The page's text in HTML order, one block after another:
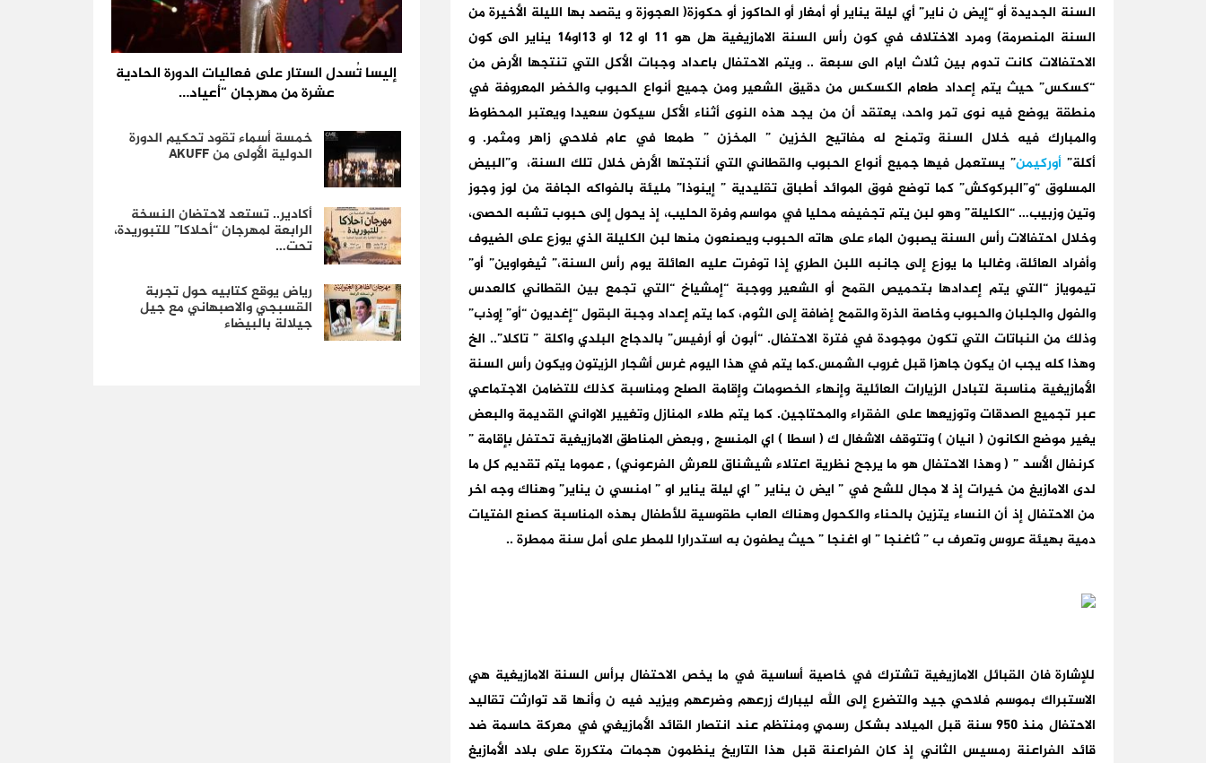
السنة الجديدة أو “إيض ن ناير” أي ليلة يناير أو أمغار أو الحاكوز أو حكوزة( العجوزة و يقصد بها الليلة الأخيرة من
السنة المنصرمة) ومرد الاختلاف في كون رأس السنة الامازيغية هل هو 11 او 12 او 13او14 يناير الى كون
الاحتفالات كانت تدوم بين ثلاث ايام الى سبعة .. ويتم الاحتفال باعداد وجبات الأكل التي تنتجها الأرض من
“كسكس” حيث يتم إعداد طعام الكسكس من دقيق الشعير ومن جميع أنواع الحبوب والخضر المعروفة في
منطقة يوضع فيه نوى تمر واحد، يعتقد أن من يجد هذه النوى أثناء الأكل سيكون سعيدا ويعتبر المحظوظ
والمبارك فيه خلال السنة وتمنح له مفاتيح الخزين ” المخزن ” طمعا في عام فلاحي زاهر ومثمر. و
أكلة”أوركيمن” يستعمل فيها جميع أنواع الحبوب والقطاني التي أنتجتها الأرض خلال تلك السنة، و”البيض
المسلوق “و”البركوكش” كما توضع فوق الموائد أطباق تقليدية ” إينوذا” مليئة بالفواكه الجافة من لوز وجوز
وتين وزبيب… “الكليلة” وهو لبن يتم تجفيفه محليا في مواسم وفرة الحليب، إذ يحول إلى حبوب تشبه الحصى،
وخلال احتفالات رأس السنة يصبون الماء على هاته الحبوب ويصنعون منها لبن الكليلة الذي يوزع على الضيوف
وأفراد العائلة، وغالبا ما يوزع إلى جانبه اللبن الطري إذا توفرت عليه العائلة يوم رأس السنة،” ثيغواوين” أو”
تيموياز “التي يتم إعدادها بتحميص القمح أو الشعير ووجبة “إمشياخ “التي تجمع بين القطاني كالعدس
والفول والجلبان والحبوب وخاصة الذرة والقمح إضافة إلى الثوم، كما يتم إعداد وجبة البقول “إغديون “أو” إوذب”
وذلك من النباتات التي تكون موجودة في فترة الاحتفال. “أبون أو أرفيس” بالدجاج البلدي واكلة ” تاكلا”.. الخ
وهذا كله يجب ان يكون جاهزا قبل غروب الشمس.كما يتم في هذا اليوم غرس أشجار الزيتون ويكون رأس السنة
الأمازيغية مناسبة لتبادل الزيارات العائلية وإنهاء الخصومات وإقامة الصلح ومناسبة كذلك للتضامن الاجتماعي
عبر تجميع الصدقات وتوزيعها على الفقراء والمحتاجين. كما يتم طلاء المنازل وتغيير الاواني القديمة والبعض
يغير موضع الكانون ( انيان ) وتتوقف الاشغال ك ( اسطا ) اي المنسج , وبعض المناطق الامازيغية تحتفل بإقامة ”
كرنفال الأسد ” ( وهذا الاحتفال هو ما يرجح نظرية اعتلاء شيشناق للعرش الفرعوني) , عموما يتم تقديم كل ما
لدى الامازيغ من خيرات إذ لا مجال للشح في ” ايض ن يناير ” اي ليلة يناير او ” امنسي ن يناير” وهناك وجه اخر
من الاحتفال إذ أن النساء يتزين بالحناء والكحول وهناك العاب طقوسية للأطفال بهذه المناسبة كصنع الفتيات
دمية بهيئة عروس وتعرف ب ” ثاغنجا ” او اغنجا ” حيث يطفون به استدرارا للمطر على أمل سنة ممطرة ..
للإشارة فان القبائل الامازيغية تشترك في خاصية أساسية في ما يخص الاحتفال برأس السنة الامازيغية هي
الاستبراك بموسم فلاحي جيد والتضرع إلى الله ليبارك زرعهم وضرعهم ويزيد فيه ن وأنها قد توارثت تقاليد
الاحتفال منذ 950 سنة قبل الميلاد بشكل رسمي ومنتظم عند انتصار القائد الأمازيغي في معركة حاسمة ضد
قائد الفراعنة رمسيس الثاني إذ كان الفراعنة قبل هذا التاريخ ينظمون هجمات متكررة على بلاد الأمازيغ
إليسا تُسدل الستار على فعاليات الدورة الحادية
عشرة من مهرجان “أعياد…
خمسة أسماء تقود تحكيم الدورة
الدولية الأولى من AKUFF
أكادير.. تستعد لاحتضان النسخة
الرابعة لمهرجان “أحلاكا” للتبوريدة،
تحت…
رياض يوقع كتابيه حول تجربة
القسبجي والاصبهاني مع جيل
جيلالة بالبيضاء